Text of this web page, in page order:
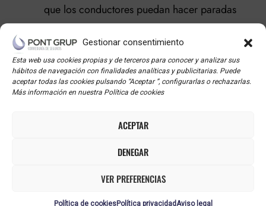
Gestionar consentimiento
Esta web usa cookies propias y de terceros para conocer y analizar sus
hábitos de navegación con finalidades analíticas y publicitarias. Puede
aceptar todas las cookies pulsando “Aceptar ”, configurarlas o rechazarlas.
Más información en nuestra Política de cookies
ACEPTAR
DENEGAR
VER PREFERENCIAS
Política de cookiesPolítica privacidadAviso legal
que los conductores puedan hacer paradas
rápidas sin saturar el área.
Es crucial que siempre consultes la normativa
específica del lugar donde aparcas. Además, muchas
control, por lo que verificar las reglas desde tu móvil
CONSEJOS PARA EVITAR